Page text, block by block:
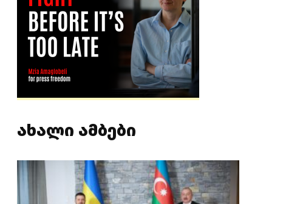
ახალი ამბები